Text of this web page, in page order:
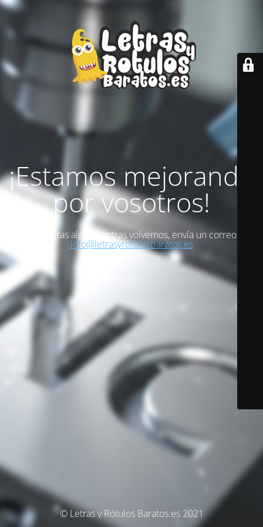
¡Estamos mejorando
por vosotros!
Si necesitas algo mientras volvemos, envía un correo a
info@letrasyrotulosbaratos.es
© Letras y Rótulos Baratos.es 2021